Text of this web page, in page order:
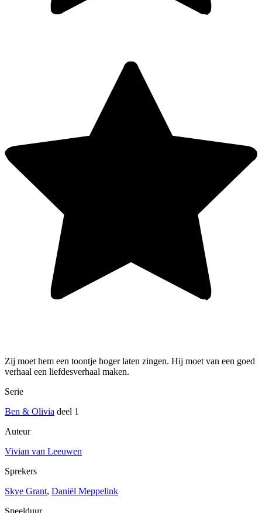
Zij moet hem een toontje hoger laten zingen. Hij moet van een goed
verhaal een liefdesverhaal maken.
Serie
Ben & Olivia deel 1
Auteur
Vivian van Leeuwen
Sprekers
Skye Grant, Daniël Meppelink
Speelduur